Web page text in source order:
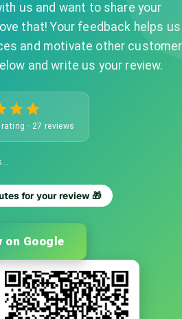
us and want to share your
that! Your feedback helps us
and motivate other
and write us your review.
rating · 27 reviews
for your review 🎁
on Google